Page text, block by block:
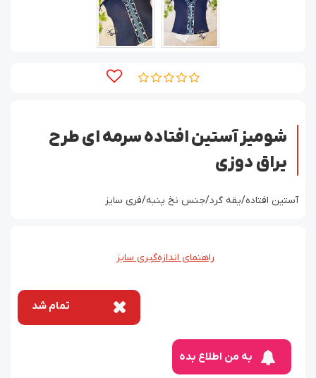
شومیز آستین افتاده سرمه ای طرح
یراق دوزی
آستین افتاده/یقه گرد/جنس نخ پنبه/فری سایز
راهنمای اندازه‌گیری سایز
تمام شد
به من اطلاع بده